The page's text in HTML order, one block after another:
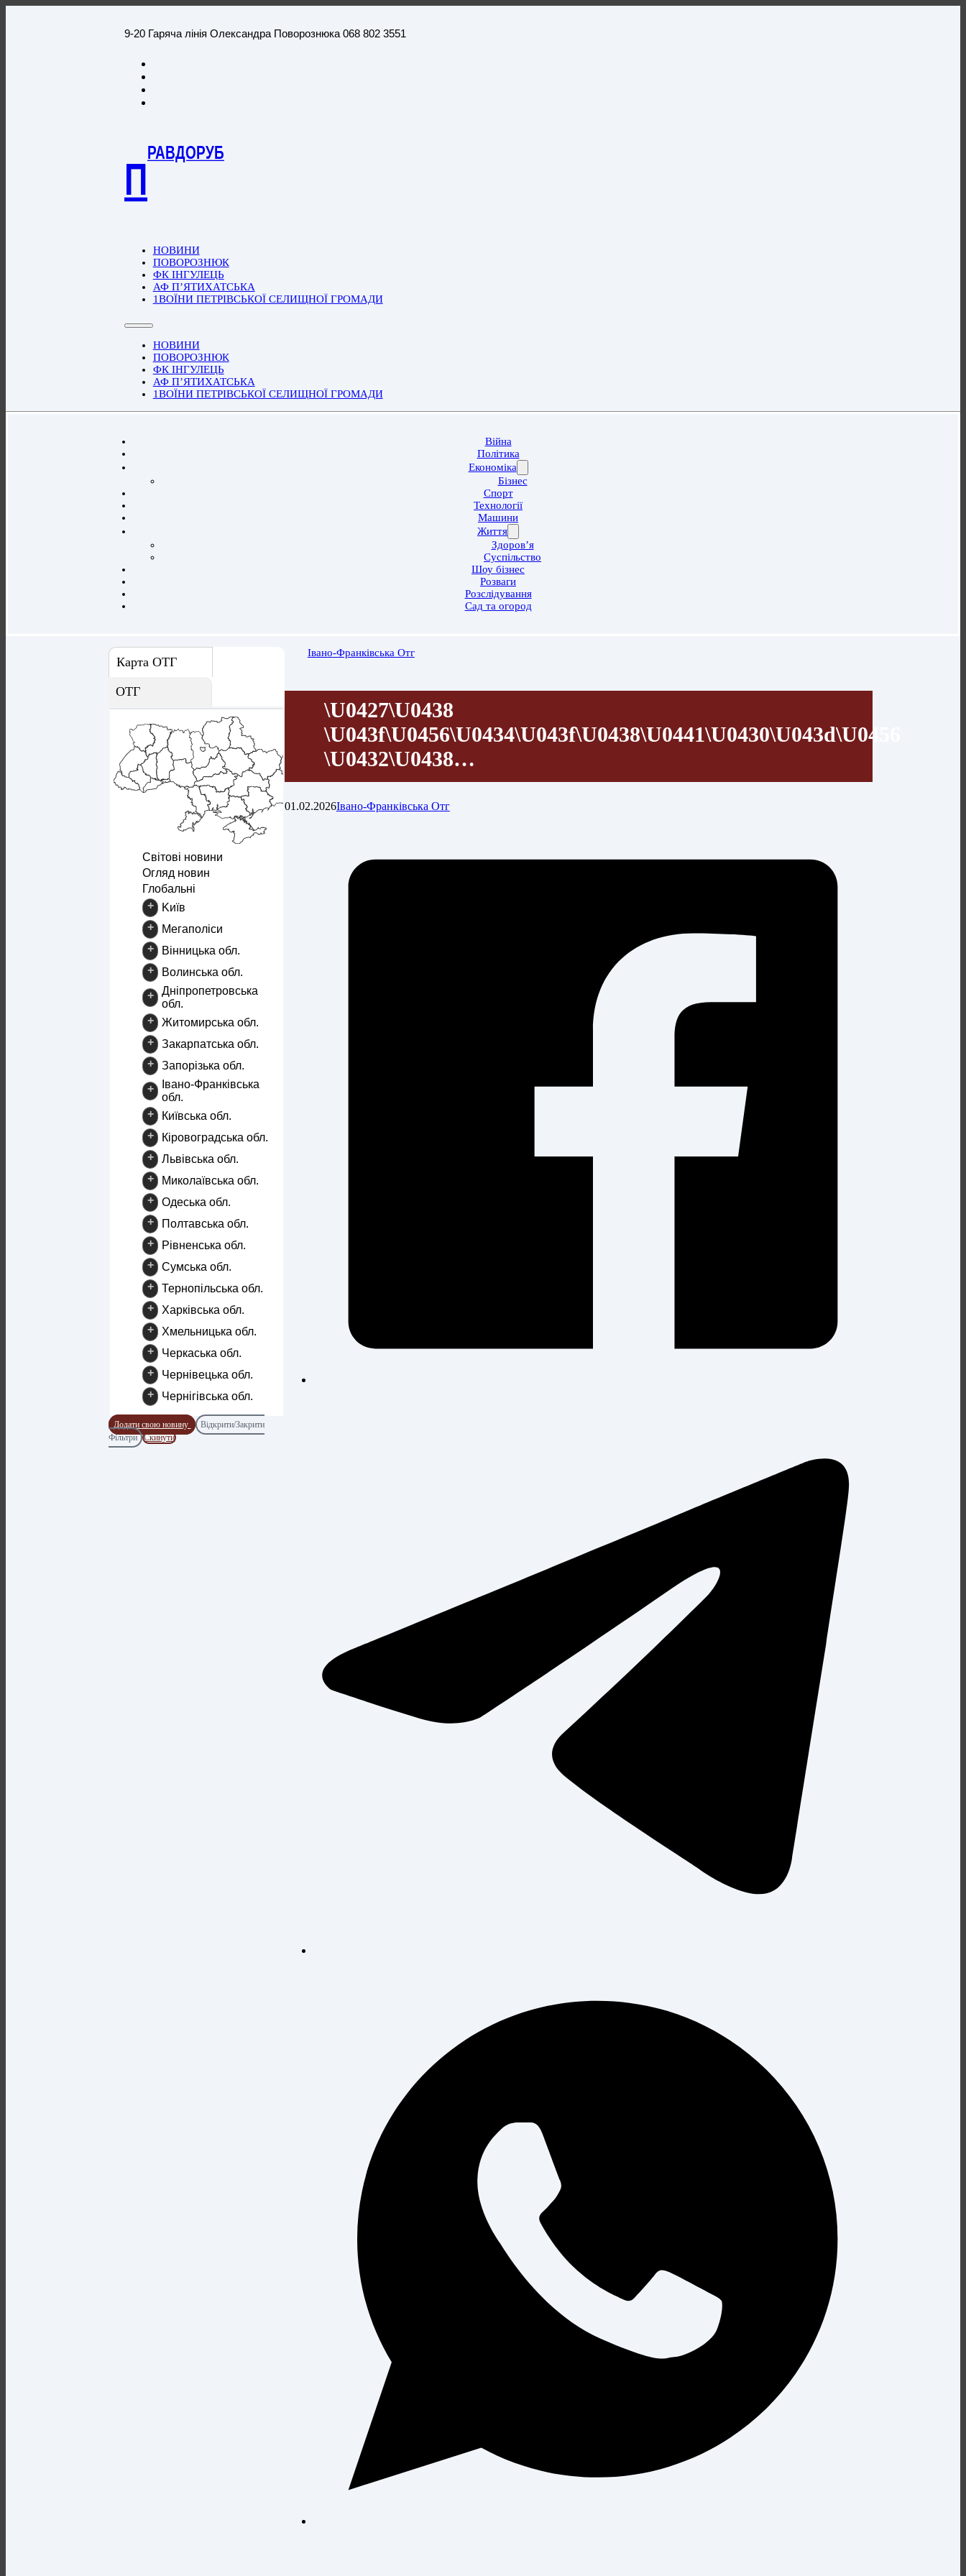
9-20 Гаряча лінія Олександра Поворознюка 068 802 3551
П
РАВДОРУБ
НОВИНИ
ПОВОРОЗНЮК
ФК ІНГУЛЕЦЬ
АФ П’ЯТИХАТСЬКА
1ВОЇНИ ПЕТРІВСЬКОЇ СЕЛИЩНОЇ ГРОМАДИ
НОВИНИ
ПОВОРОЗНЮК
ФК ІНГУЛЕЦЬ
АФ П’ЯТИХАТСЬКА
1ВОЇНИ ПЕТРІВСЬКОЇ СЕЛИЩНОЇ ГРОМАДИ
Війна
Політика
Економіка
Бізнес
Спорт
Технології
Машини
Життя
Здоров’я
Суспільство
Шоу бізнес
Розваги
Розслідування
Сад та огород
Карта ОТГ
ОТГ
Світові новини
Огляд новин
Глобальні
+
Kиїв
+
Mегаполіси
+
Вінницька обл.
+
Волинська обл.
+
Дніпропетровська
обл.
+
Житомирська обл.
+
Закарпатська обл.
+
Запорізька обл.
+
Івано-Франківська
обл.
+
Київська обл.
+
Кіровоградська обл.
+
Львівська обл.
+
Миколаївська обл.
+
Одеська обл.
+
Полтавська обл.
+
Рівненська обл.
+
Сумська обл.
+
Тернопільська обл.
+
Харківська обл.
+
Хмельницька обл.
+
Черкаська обл.
+
Чернівецька обл.
+
Чернігівська обл.
Додати свою новину
Відкрити/Закрити
Фільтри
Скинути
Івано-Франківська Отг
\u0427\u0438
\u043f\u0456\u0434\u043f\u0438\u0441\u0430\u043d\u0456
\u0432\u0438…
01.02.2026Івано-Франківська Отг